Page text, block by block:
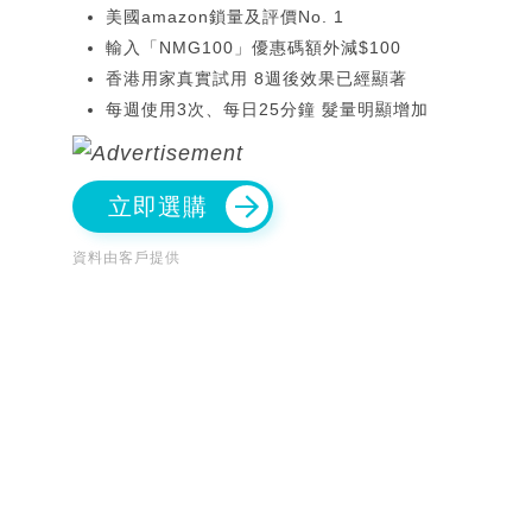
美國amazon鎖量及評價No. 1
輸入「NMG100」優惠碼額外減$100
香港用家真實試用 8週後效果已經顯著
每週使用3次、每日25分鐘 髮量明顯增加
立即選購
資料由客戶提供